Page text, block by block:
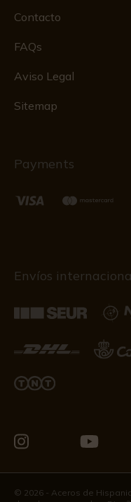
Contacto
FAQs
Aviso Legal
Sitemap
Payments
Envíos
en
Instagram
en
Youtube
© 2026 - Aceros de